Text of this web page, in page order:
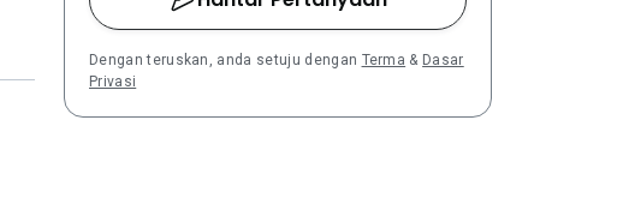
Dengan teruskan, anda setuju dengan Terma & Dasar
Privasi